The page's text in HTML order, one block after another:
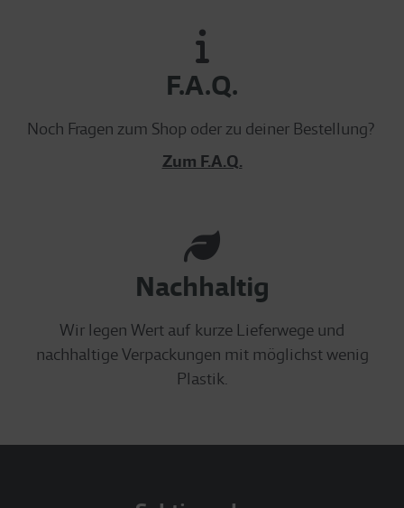
F.A.Q.
Noch Fragen zum Shop oder zu deiner Bestellung?
Zum F.A.Q.
Nachhaltig
Wir legen Wert auf kurze Lieferwege und
nachhaltige Verpackungen mit möglichst wenig
Plastik.